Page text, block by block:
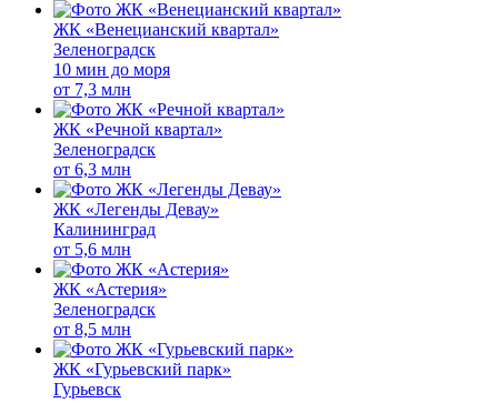
ЖК «Венецианский квартал»
Зеленоградск
10 мин до моря
от 7,3 млн
ЖК «Речной квартал»
Зеленоградск
от 6,3 млн
ЖК «Легенды Девау»
Калининград
от 5,6 млн
ЖК «Астерия»
Зеленоградск
от 8,5 млн
ЖК «Гурьевский парк»
Гурьевск